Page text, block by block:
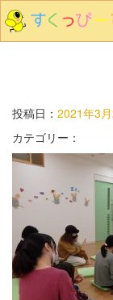
投稿日： 2021年3
カテゴリー：